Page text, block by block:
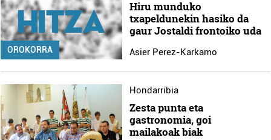
OROKORRA
Hiru munduko
txapeldunekin hasiko da
gaur Jostaldi frontoiko uda
Asier Perez-Karkamo
Hondarribia
Zesta punta eta
gastronomia, goi
mailakoak biak